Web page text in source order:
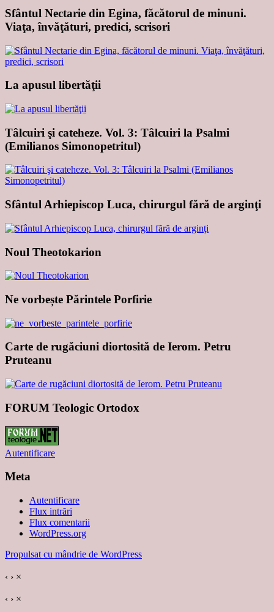
Sfântul Nectarie din Egina, făcătorul de minuni.
Viaţa, învăţături, predici, scrisori
La apusul libertăţii
Tâlcuiri şi cateheze. Vol. 3: Tâlcuiri la Psalmi
(Emilianos Simonopetritul)
Sfântul Arhiepiscop Luca, chirurgul fără de arginţi
Noul Theotokarion
Ne vorbește Părintele Porfirie
Carte de rugăciuni diortosită de Ierom. Petru
Pruteanu
FORUM Teologic Ortodox
Autentificare
Meta
Autentificare
Flux intrări
Flux comentarii
WordPress.org
Propulsat cu mândrie de WordPress
‹ › ×
‹ › ×